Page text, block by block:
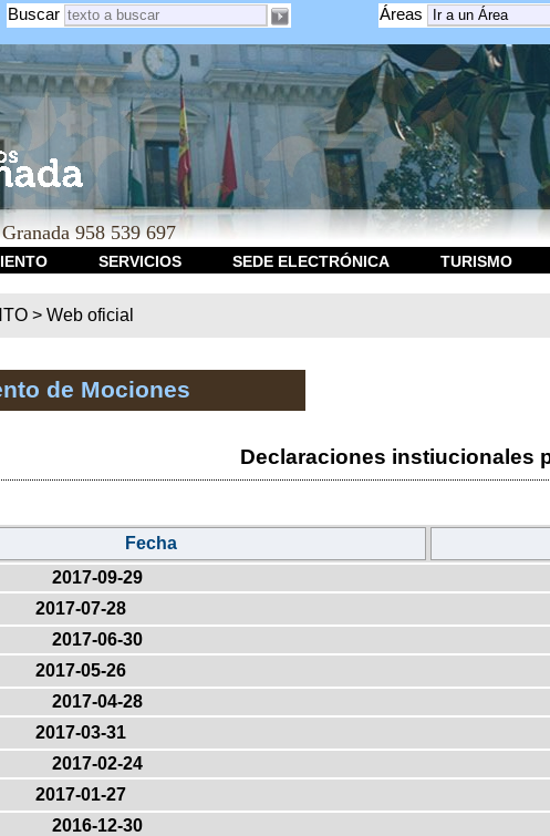
Áreas
Buscar
958 539 697
SERVICIOS SEDE ELECTRÓNICA TURISMO
> Web oficial
de Mociones
Declaraciones instiucionales
Fecha
2017-09-29
2017-07-28
2017-06-30
2017-05-26
2017-04-28
2017-03-31
2017-02-24
2017-01-27
2016-12-30